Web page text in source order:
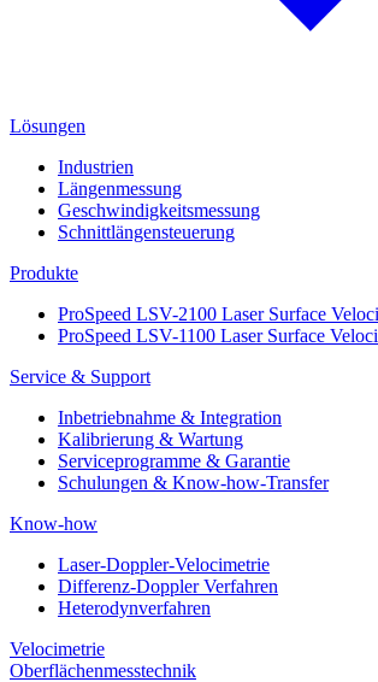
Lösungen
Industrien
Längenmessung
Geschwindigkeitsmessung
Schnittlängensteuerung
Produkte
ProSpeed LSV-2100 Laser Surface
ProSpeed LSV-1100 Laser Surface
Service & Support
Inbetriebnahme & Integration
Kalibrierung & Wartung
Serviceprogramme & Garantie
Schulungen & Know-how-Transfer
Know-how
Laser-Doppler-Velocimetrie
Differenz-Doppler Verfahren
Heterodynverfahren
Velocimetrie
Oberflächenmesstechnik